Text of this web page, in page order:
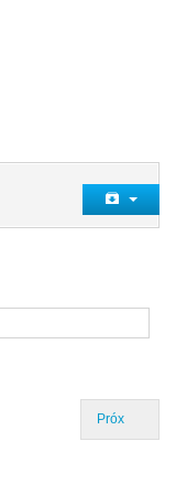
Próx